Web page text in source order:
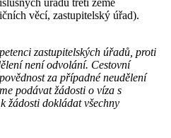
věcí, zastupitelský úřad).
zastupitelských úřadů, proti
není odvolání. Cestovní
za případné neudělení
podávat žádosti o víza s
žádosti dokládat všechny